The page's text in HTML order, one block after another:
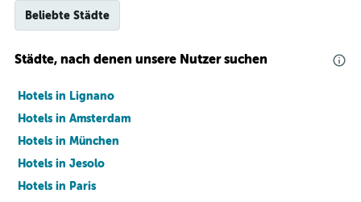
Beliebte Städte
Städte, nach denen unsere Nutzer suchen
Hotels in Lignano
Hotels in Amsterdam
Hotels in München
Hotels in Jesolo
Hotels in Paris